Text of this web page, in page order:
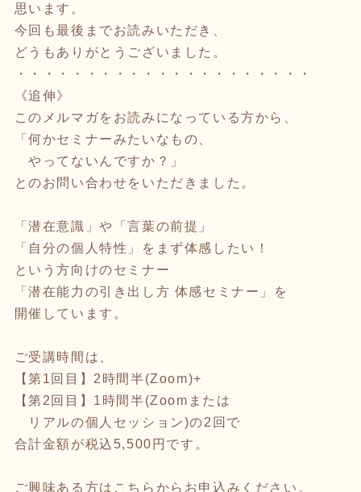
思います。
今回も最後までお読みいただき、
どうもありがとうございました。
・・・・・・・・・・・・・・・・・・・・・
《追伸》
このメルマガをお読みになっている方から、
「何かセミナーみたいなもの、
やってないんですか？」
とのお問い合わせをいただきました。
「潜在意識」や「言葉の前提」
「自分の個人特性」をまず体感したい！
という方向けのセミナー
「潜在能力の引き出し方 体感セミナー」を
開催しています。
ご受講時間は、
【第1回目】2時間半(Zoom)+
【第2回目】1時間半(Zoomまたは
リアルの個人セッション)の2回で
合計金額が税込5,500円です。
ご興味ある方はこちらからお申込みください。